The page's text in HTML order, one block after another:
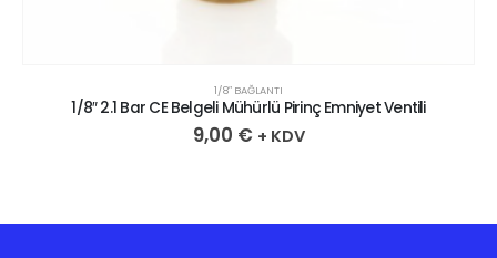
1/8″ BAĞLANTI
1/8″ 2.1 Bar CE Belgeli Mühürlü Pirinç Emniyet Ventili
9,00 € + KDV